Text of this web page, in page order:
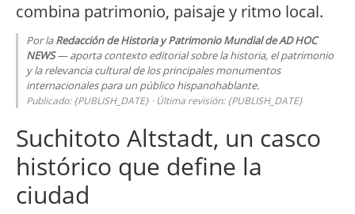
combina patrimonio, paisaje y ritmo local.
Por laRedacción de Historia y Patrimonio Mundial de AD HOC
NEWS— aporta contexto editorial sobre la historia, el patrimonio
y la relevancia cultural de los principales monumentos
internacionales para un público hispanohablante.
Publicado: {PUBLISH_DATE} · Última revisión: {PUBLISH_DATE}
Suchitoto Altstadt, un casco
histórico que define la
ciudad